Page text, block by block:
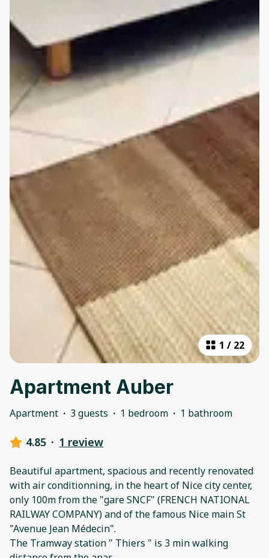
1 / 22
Apartment Auber
Apartment · 3 guests · 1 bedroom · 1 bathroom
4.85 · 1 review
Beautiful apartment, spacious and recently renovated
with air conditionning, in the heart of Nice city center,
only 100m from the "gare SNCF" (FRENCH NATIONAL
RAILWAY COMPANY) and of the famous Nice main St
"Avenue Jean Médecin".
The Tramway station " Thiers " is 3 min walking